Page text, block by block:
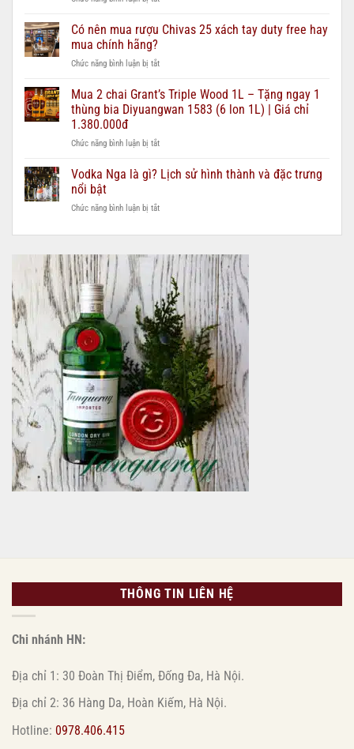
–
loại
cho
từng
quà
kiểm
Chivas
thật
giả
–
dẫn
tiết
Có nên mua rượu Chivas 25 xách tay duty free hay
mua chính hãng?
Chức năng bình luận bị tắtở
nên
rượu
25
tay
duty
hay
chính
Mua 2 chai Grant’s Triple Wood 1L – Tặng ngay 1
thùng bia Diyuangwan 1583 (6 lon 1L) | Giá chỉ
1.380.000đ
Chức năng bình luận bị tắtở
2
chai
Triple
1L
Tặng
ngay
1
thùng
bia
Diyuangwan
1583
lon
1L)
|
Giá
chỉ
1.380.000đ
Vodka Nga là gì? Lịch sử hình thành và đặc trưng
nổi bật
Chức năng bình luận bị tắtở
Nga
gì?
Lịch
sử
hình
thành
và
đặc
trưng
nổi
bật
THÔNG TIN LIÊN HỆ
Chi nhánh HN:
Địa chỉ 1: 30 Đoàn Thị Điểm, Đống Đa, Hà Nội.
Địa chỉ 2: 36 Hàng Da, Hoàn Kiếm, Hà Nội.
Hotline: 0978.406.415